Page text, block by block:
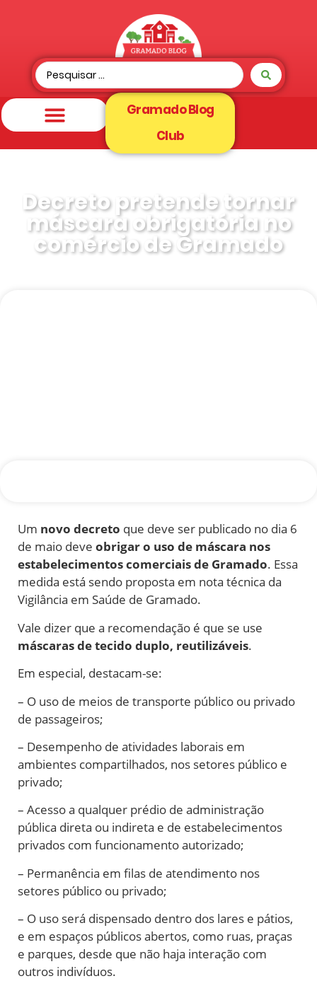
Gramado Blog
Club
Decreto pretende tornar
máscara obrigatória no
comércio de Gramado
Um novo decreto que deve ser publicado no dia 6
de maio deve obrigar o uso de máscara nos
estabelecimentos comerciais de Gramado. Essa
medida está sendo proposta em nota técnica da
Vigilância em Saúde de Gramado.
Vale dizer que a recomendação é que se use
máscaras de tecido duplo, reutilizáveis.
Em especial, destacam-se:
– O uso de meios de transporte público ou privado
de passageiros;
– Desempenho de atividades laborais em
ambientes compartilhados, nos setores público e
privado;
– Acesso a qualquer prédio de administração
pública direta ou indireta e de estabelecimentos
privados com funcionamento autorizado;
– Permanência em filas de atendimento nos
setores público ou privado;
– O uso será dispensado dentro dos lares e pátios,
e em espaços públicos abertos, como ruas, praças
e parques, desde que não haja interação com
outros indivíduos.